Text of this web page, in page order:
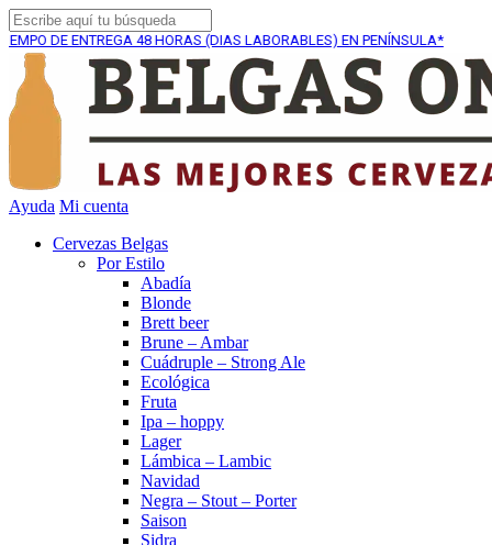
48 HORAS (DIAS LABORABLES) EN PENÍNSULA*
Ayuda Mi cuenta
Cervezas Belgas
Por Estilo
Abadía
Blonde
Brett beer
Brune – Ambar
Cuádruple – Strong Ale
Ecológica
Fruta
Ipa – hoppy
Lager
Lámbica – Lambic
Navidad
Negra – Stout – Porter
Saison
Sidra